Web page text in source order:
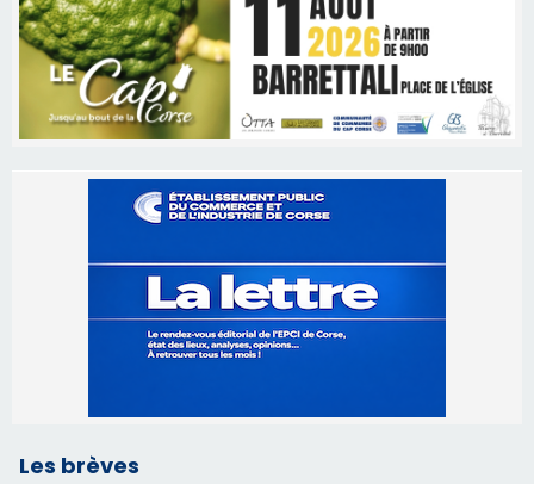
06/08/2026 15:57
Ucciani – Marché des producteurs à Cruculi le
Corte – L’association A Nuciola organise une
projection sous les étoiles